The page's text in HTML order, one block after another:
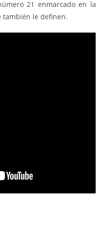
21 enmarcado en la
también le definen.